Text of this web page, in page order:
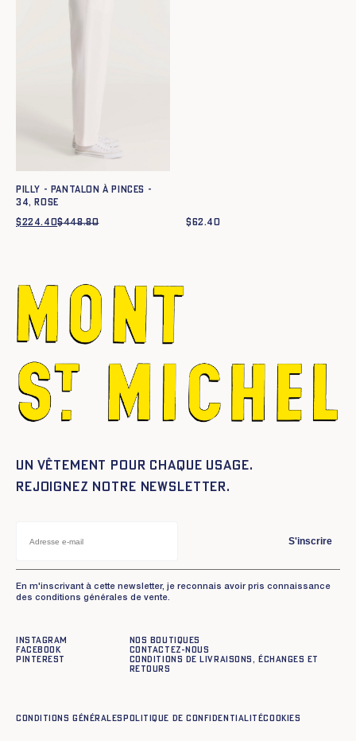
PILLY - PANTALON À PINCES -
34, ROSE
$448.80Le
$224.40
Le
$62.40
Un vêtement pour chaque usage.
Rejoignez notre newsletter.
S'inscrire
En m'inscrivant à cette newsletter, je reconnais avoir pris connaissance
des conditions générales de vente.
Instagram
Facebook
Pinterest
Nos boutiques
Contactez-nous
Conditions de livraisons, échanges et
retours
Conditions générales Politique de confidentialitéCookies